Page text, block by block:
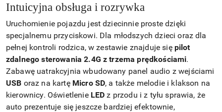
Intuicyjna obsługa i rozrywka
Uruchomienie pojazdu jest dziecinnie proste dzięki
specjalnemu przyciskowi. Dla młodszych dzieci oraz dla
pełnej kontroli rodzica, w zestawie znajduje się pilot
zdalnego sterowania 2.4G z trzema prędkościami.
Zabawę uatrakcyjnia wbudowany panel audio z wejściami
USB oraz na kartę Micro SD, a także melodie i klakson na
kierownicy. Oświetlenie LED z przodu i z tyłu sprawia, że
auto prezentuje się jeszcze bardziej efektownie,